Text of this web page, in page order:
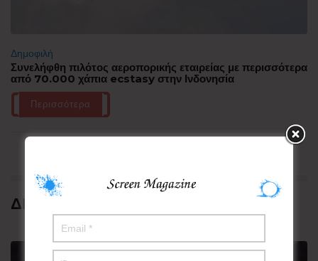
Δημοφιλή
Συνελήφθη πιλότος αεροπορικής εταιρείας με περισσότερα
από 70.000 χάπια ecstasy στην Ινδονησία
Περισσότερα
ΔΗΜΟΦΙΛΗ